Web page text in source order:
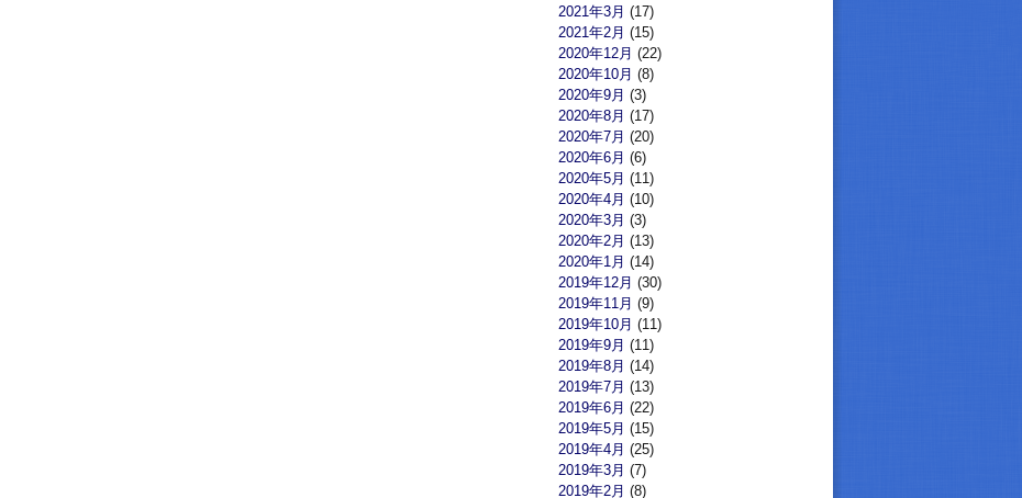
2021年3月 (17)
2021年2月 (15)
2020年12月 (22)
2020年10月 (8)
2020年9月 (3)
2020年8月 (17)
2020年7月 (20)
2020年6月 (6)
2020年5月 (11)
2020年4月 (10)
2020年3月 (3)
2020年2月 (13)
2020年1月 (14)
2019年12月 (30)
2019年11月 (9)
2019年10月 (11)
2019年9月 (11)
2019年8月 (14)
2019年7月 (13)
2019年6月 (22)
2019年5月 (15)
2019年4月 (25)
2019年3月 (7)
2019年2月 (8)